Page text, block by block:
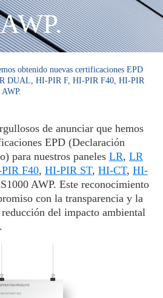
obtenido nuevas certificaciones EPD
DUAL, HI-PIR F, HI-PIR F40, HI-PIR
de anunciar que hemos
EPD (Declaración
para nuestros paneles LR, LR
F40, HI-PIR ST, HI-CT, HI-
AWP. Este reconocimiento
con la transparencia y la
del impacto ambiental